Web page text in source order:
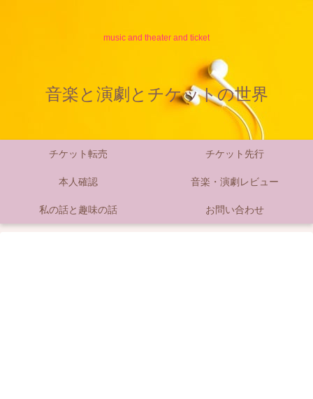
music and theater and ticket
音楽と演劇とチケットの世界
チケット転売 チケット先行
本人確認 音楽・演劇レビュー
私の話と趣味の話 お問い合わせ